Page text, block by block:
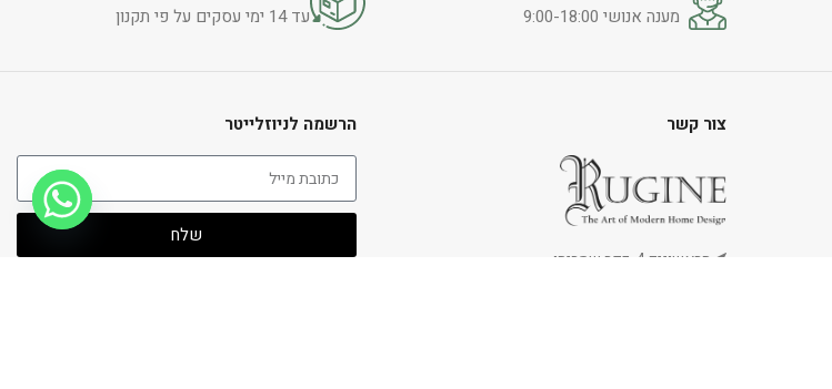
מענה אנושי 9:00-18:00 עד 14 ימי עסקים על פי תקנון
צור קשר
הראשונים 4, כפר שמריהו
הרשמה לניוזלייטר
שלח